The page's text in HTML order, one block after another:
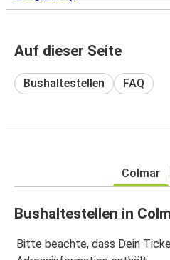
Auf dieser Seite
Bushaltestellen FAQ
Colmar
Bushaltestellen in
Bitte beachte, dass Dein